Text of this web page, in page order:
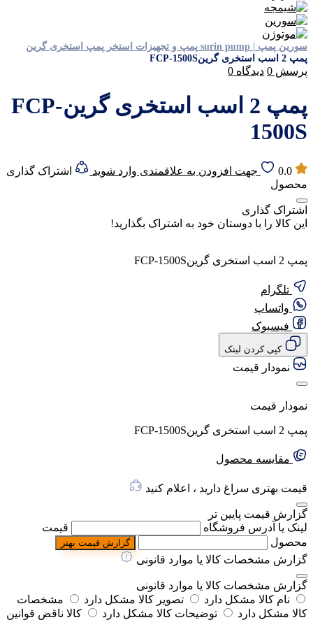
سورین پمپ | surin pump پمپ و تجهیزات استخر پمپ استخری گرین
پمپ 2 اسب استخری گرینFCP-1500S
پرسش 0 دیدگاه 0
پمپ 2 اسب استخری گرینFCP-
1500S
0.0 جهت افزودن به علاقمندی وارد شوید
اشتراک گذاری
محصول
اشتراک گذاری
این کالا را با دوستان خود به اشتراک بگذارید!
پمپ 2 اسب استخری گرینFCP-1500S
تلگرام
واتساپ
فیسبوک
کپی کردن لینک
نمودار قیمت
نمودار قیمت
پمپ 2 اسب استخری گرینFCP-1500S
مقایسه محصول
قیمت بهتری سراغ دارید ، اعلام کنید
گزارش قیمت پایین تر
لینک یا آدرس فروشگاه
قیمت
محصول
گزارش قیمت بهتر
گزارش مشخصات کالا یا موارد قانونی
گزارش مشخصات کالا یا موارد قانونی
نام کالا مشکل دارد
تصویر کالا مشکل دارد
مشخصات
کالا مشکل دارد
توضیحات کالا مشکل دارد
کالا ناقض قوانین